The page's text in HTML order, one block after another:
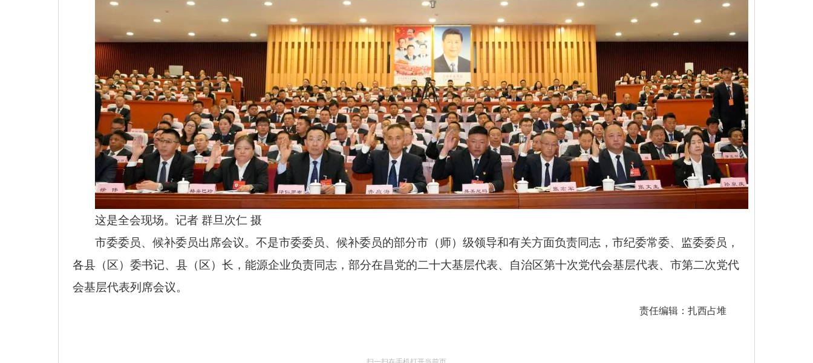
这是全会现场。记者 群旦次仁 摄
市委委员、候补委员出席会议。不是市委委员、候补委员的部分市（师）级领导和有关方面负责同志，市纪委常委、监委委员，
各县（区）委书记、县（区）长，能源企业负责同志，部分在昌党的二十大基层代表、自治区第十次党代会基层代表、市第二次党代
会基层代表列席会议。
责任编辑：扎西占堆